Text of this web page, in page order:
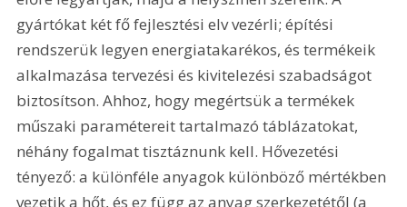
gyártókat két fő fejlesztési elv vezérli; építési
rendszerük legyen energiatakarékos, és termékeik
alkalmazása tervezési és kivitelezési szabadságot
biztosítson. Ahhoz, hogy megértsük a termékek
műszaki paramétereit tartalmazó táblázatokat,
néhány fogalmat tisztáznunk kell. Hővezetési
tényező: a különféle anyagok különböző mértékben
vezetik a hőt, és ez függ az anyag szerkezetétől (a